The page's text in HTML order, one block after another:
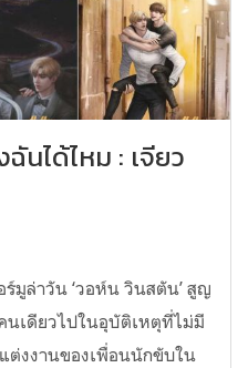
นได้ไหม : เจียว
มูล่าวัน ‘วอห์น วินสตัน’ สูญ
นเดียวไปในอุบัติเหตุที่ไม่มี
ต่งงานของเพื่อนนักขับใน